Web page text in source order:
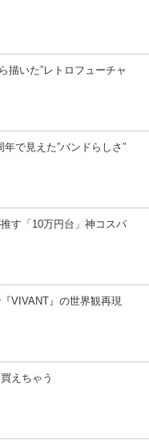
描いた”レトロフューチャ
で見えた”バンドらしさ”
す「10万円台」神コスパ
VIVANT』の世界観再現
えちゃう